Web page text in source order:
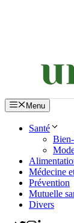
Menu
Santé
Médecine
Prévention
Mutuelle
Divers